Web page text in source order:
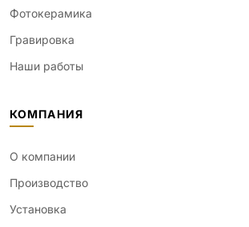
Фотокерамика
Гравировка
Наши работы
КОМПАНИЯ
О компании
Производство
Установка